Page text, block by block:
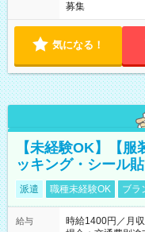
募集
気になる！
【未経験OK】【
ッキング・シール
派遣 職種未経験OK ブラ
給与
時給1400円／月